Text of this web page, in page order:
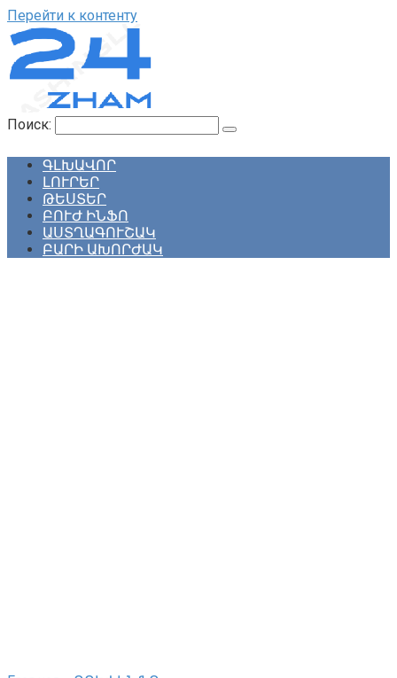
Перейти к контенту
Поиск:
ԳԼԽԱՎՈՐ
ԼՈՒՐԵՐ
ԹԵՍՏԵՐ
ԲՈՒԺ ԻՆՖՈ
ԱՍՏՂԱԳՈՒՇԱԿ
ԲԱՐԻ ԱԽՈՐԺԱԿ